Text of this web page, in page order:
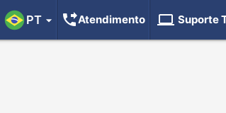
PT arrow_drop_down phone_forwardedAtendimento computer Suporte